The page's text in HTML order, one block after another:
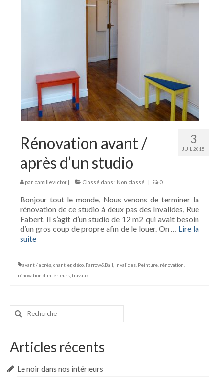
3
JUIL 2015
Rénovation avant /
après d’un studio
par camillevictor | Classé dans : Non classé | 0
Bonjour tout le monde, Nous venons de terminer la
rénovation de ce studio à deux pas des Invalides, Rue
Fabert. Il s’agit d’un studio de 12 m2 qui avait besoin
d’un gros coup de propre afin de le louer. On … Lire la
suite­­
avant / après chantier, déco Farrow&Ball Invalides Peinture rénovation
rénovation d'intérieurs travaux
Rechercher
Articles récents
Le noir dans nos intérieurs